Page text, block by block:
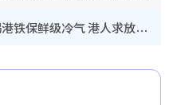
内地客夸港人不识老！揭港铁保鲜级冷气 港人求放过：别投诉